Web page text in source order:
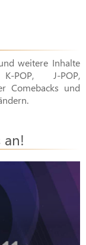
weitere Inhalte
K-POP, J-POP,
Comebacks und
an!